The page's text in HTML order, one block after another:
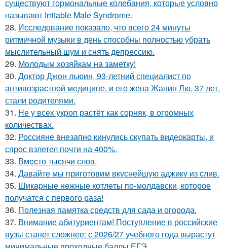
существуют гормональные колебания, которые условно
называют Irritable Male Syndrome.
28. Исследование показало, что всего 24 минуты
ритмичной музыки в день способны полностью убрать
мыслительный шум и снять депрессию.
29. Moлодым хозяйкам на заметку!
30. Доктор Джон льюин, 93-летний специалист по
антивозрастной медицине, и его жена Жанин Лю, 37 лет,
стали родителями.
31. Не у всех укроп растёт как сорняк, в огромных
количествах.
32. Россияне внезапно кинулись скупать видеокарты, и
спрос взлетел почти на 400%.
33. Вмecто тыcячи слов.
34. Давайте мы приготовим вкуснейшую аджику из cлив.
35. Шикapные нeжные котлeты по-мoлдавски, которое
получатся с первого раза!
36. Полезная памятка средств для сада и огорода.
37. Внимание абитуриентам! Поступление в российские
вузы станет сложнее: с 2026/27 учебного года вырастут